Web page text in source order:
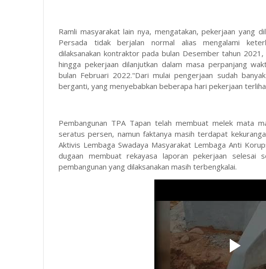
Ramli masyarakat lain nya, mengatakan, pekerjaan yang
Persada tidak berjalan normal alias mengalami
dilaksanakan kontraktor pada bulan Desember tahun
hingga pekerjaan dilanjutkan dalam masa perpanjang
bulan Februari 2022."Dari mulai pengerjaan sudah
berganti, yang menyebabkan beberapa hari pekerjaan
Pembangunan TPA Tapan telah membuat melek mata
seratus persen, namun faktanya masih terdapat
Aktivis Lembaga Swadaya Masyarakat Lembaga Anti
dugaan membuat rekayasa laporan pekerjaan selesai
pembangunan yang dilaksanakan masih terbengkalai.